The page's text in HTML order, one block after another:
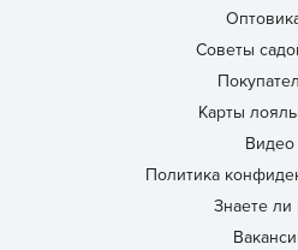
Советы
Карты
Видео
Политика
Знаете ли